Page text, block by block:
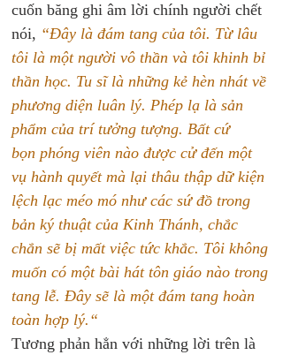
cuốn băng ghi âm lời chính người chết
nói, “Đây là đám tang của tôi. Từ lâu
tôi là một người vô thần và tôi khinh bỉ
thần học. Tu sĩ là những kẻ hèn nhát về
phương diện luân lý. Phép lạ là sản
phẩm của trí tưởng tượng. Bất cứ
bọn phóng viên nào được cử đến một
vụ hành quyết mà lại thâu thập dữ kiện
lệch lạc méo mó như các sứ đồ trong
bản ký thuật của Kinh Thánh, chắc
chắn sẽ bị mất việc tức khắc. Tôi không
muốn có một bài hát tôn giáo nào trong
tang lễ. Đây sẽ là một đám tang hoàn
toàn hợp lý.“
Tương phản hẳn với những lời trên là